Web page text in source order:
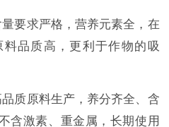
要求严格，营养元素全，在
品质高，更利于作物的吸
质原料生产，养分齐全、含
含激素、重金属，长期使用